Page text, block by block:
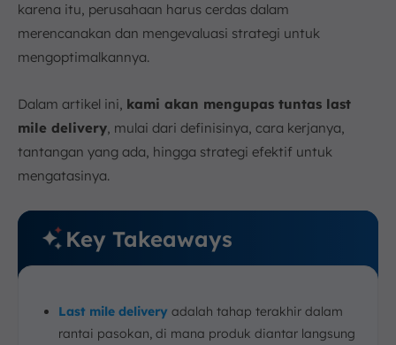
karena itu, perusahaan harus cerdas dalam
merencanakan dan mengevaluasi strategi untuk
mengoptimalkannya.
Dalam artikel ini, kami akan mengupas tuntas last
mile delivery, mulai dari definisinya, cara kerjanya,
tantangan yang ada, hingga strategi efektif untuk
mengatasinya.
Key Takeaways
Last mile delivery adalah tahap terakhir dalam
rantai pasokan, di mana produk diantar langsung